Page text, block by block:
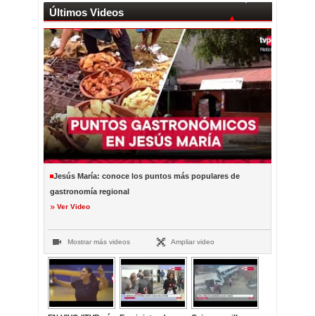
Últimos Videos
Jesús María: conoce los puntos más populares de
gastronomía regional
Ver Video
Mostrar más videos Ampliar video